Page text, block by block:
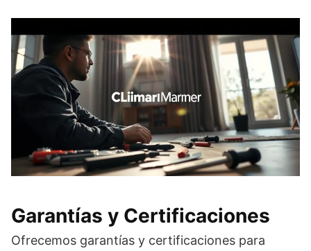
Garantías y Certificaciones
Ofrecemos garantías y certificaciones para